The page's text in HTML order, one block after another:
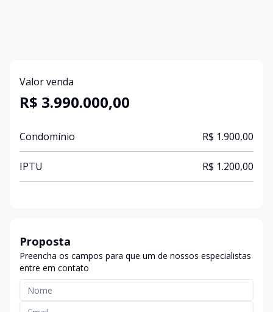
Valor venda
R$ 3.990.000,00
Condomínio R$ 1.900,00
IPTU R$ 1.200,00
Proposta
Preencha os campos para que um de nossos especialistas
entre em contato